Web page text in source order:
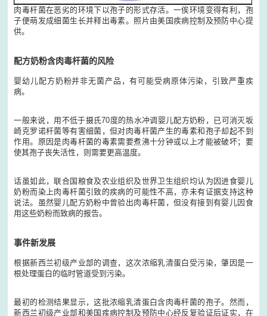
肉毒杆菌在恶劣的环境下以孢子的形式存活。一俟环境变得有利，孢
子便萌发成细菌生长并释出毒素。照片由美国疾病控制及预防中心提
供。
配方奶粉含肉毒杆菌的风险
婴幼儿配方奶粉并非无菌产品，有可能受病原体污染，引致严重疾
病。
一般来说，用不低于摄氏70度的热水冲调婴儿配方奶粉，已可消灭坂
崎克罗诺杆菌等有害细菌，但对肉毒杆菌产生的毒素和孢子却起不到
作用。原因是肉毒杆菌的毒素需要煮沸十分钟或以上才能被破坏；要
使其孢子丧失活性，则需要更高温度。
话虽如此，联合国粮食及农业组织及世界卫生组织均认为因进食婴儿
奶粉而染上肉毒杆菌引致的疾病的可能性不高，亦未有证据支持这种
说法。虽然婴儿配方奶粉中曾验出肉毒杆菌，但没有接到有婴儿因食
用这些奶粉而致病的报告。
事件新发展
根据新西兰初级产业部的调查，这次浓缩乳清蛋白受污染，肇因是一
根处理蛋白的临时管道受到污染。
最初的检测结果显示，这批浓缩乳清蛋白含肉毒杆菌的孢子。然而，
新西兰初级产业部和美国疾病控制及预防中心经反复验证后证实，在